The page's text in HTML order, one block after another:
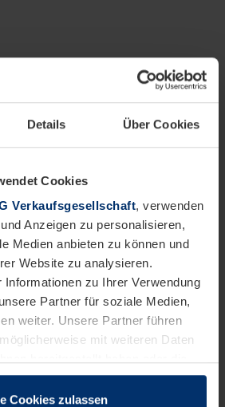
Details Über Cookies
Cookies
Verkaufsgesellschaft, verwenden
Anzeigen zu personalisieren,
Medien anbieten zu können und
Website zu analysieren.
zu Ihrer Verwendung
Partner für soziale Medien,
weiter. Unsere Partner führen
mit weiteren Daten
der Dienste gesammelt
Cookies zulassen